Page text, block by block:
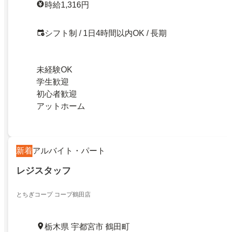
時給1,316円
シフト制 / 1日4時間以内OK / 長期
未経験OK
学生歓迎
初心者歓迎
アットホーム
新着アルバイト・パート
レジスタッフ
とちぎコープ コープ鶴田店
栃木県 宇都宮市 鶴田町